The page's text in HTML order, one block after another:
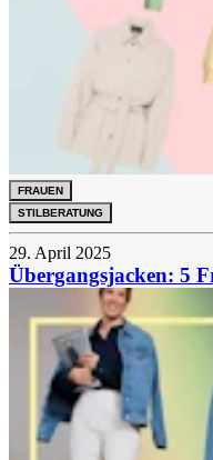
FRAUEN
STILBERATUNG
29. April 2025
Übergangsjacken: 5